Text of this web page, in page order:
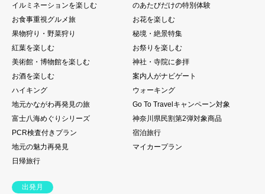
イルミネーションを楽しむ
のあたびだけの特別体験
お食事重視グルメ旅
お花を楽しむ
果物狩り・野菜狩り
秘境・絶景特集
紅葉を楽しむ
お祭りを楽しむ
美術館・博物館を楽しむ
神社・寺院に参拝
お酒を楽しむ
案内人がナビゲート
ハイキング
ウォーキング
地元かながわ再発見の旅
Go To Travelキャンペーン対象
富士八海めぐりシリーズ
神奈川県民割第2弾対象商品
PCR検査付きプラン
宿泊旅行
地元の魅力再発見
マイカープラン
日帰旅行
出発月